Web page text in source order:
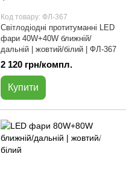
Код товару: ФЛ-367
Світлодіодні протитуманні LED
фари 40W+40W ближній/
дальній | жовтий/білий | ФЛ-367
2 120 грн/компл.
Купити